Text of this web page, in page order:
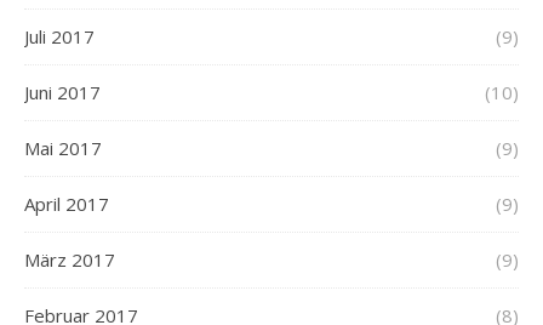
Juli 2017 (9)
Juni 2017 (10)
Mai 2017 (9)
April 2017 (9)
März 2017 (9)
Februar 2017 (8)